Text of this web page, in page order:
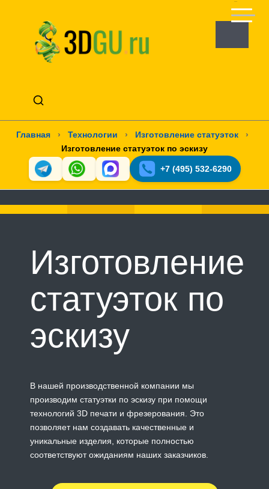
Главная › Технологии › Изготовление статуэток
›
Изготовление статуэток по эскизу
+7 (495) 532-6290
Изготовление
статуэток по
эскизу
В нашей производственной компании мы
производим статуэтки по эскизу при помощи
технологий 3D печати и фрезерования. Это
позволяет нам создавать качественные и
уникальные изделия, которые полностью
соответствуют ожиданиям наших заказчиков.